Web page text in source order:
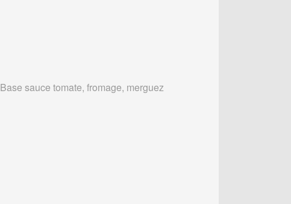
Base sauce tomate, fromage, merguez